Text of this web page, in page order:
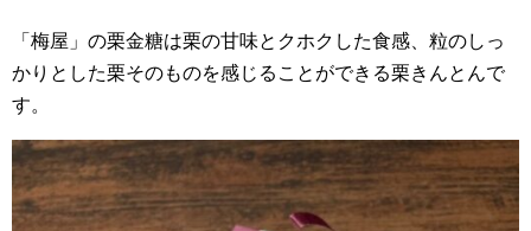
「梅屋」の栗金糖は栗の甘味とクホクした食感、粒のしっ
かりとした栗そのものを感じることができる栗きんとんで
す。